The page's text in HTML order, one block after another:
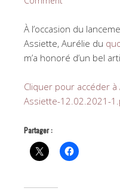
À l’occasion du
Assiette, Aurélie du
m’a honoré d’un bel
Cliquer pour accéder
Assiette-12.02.2021-
Partager :